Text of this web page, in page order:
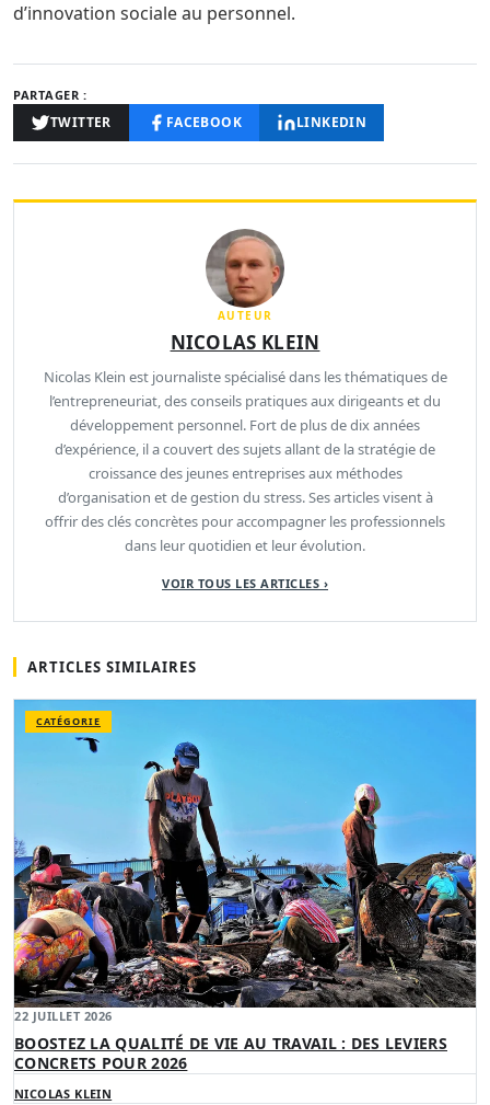
d’innovation sociale au personnel.
PARTAGER :
TWITTER FACEBOOK LINKEDIN
AUTEUR
NICOLAS KLEIN
Nicolas Klein est journaliste spécialisé dans les thématiques de
l’entrepreneuriat, des conseils pratiques aux dirigeants et du
développement personnel. Fort de plus de dix années
d’expérience, il a couvert des sujets allant de la stratégie de
croissance des jeunes entreprises aux méthodes
d’organisation et de gestion du stress. Ses articles visent à
offrir des clés concrètes pour accompagner les professionnels
dans leur quotidien et leur évolution.
VOIR TOUS LES ARTICLES ›
ARTICLES SIMILAIRES
CATÉGORIE
22 JUILLET 2026
BOOSTEZ LA QUALITÉ DE VIE AU TRAVAIL : DES LEVIERS
CONCRETS POUR 2026
NICOLAS KLEIN